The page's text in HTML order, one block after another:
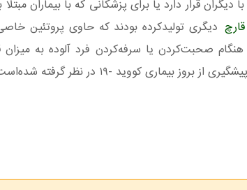
دیگری تولیدکرده بودند که حاوی پروتئین
صحبت‌کردن یا سرفه‌کردن فرد آلوده به
کووید -۱۹ در نظر گرفته شده‌است.